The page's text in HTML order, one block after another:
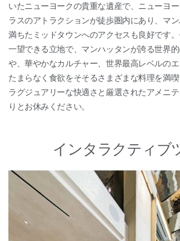
いたニューヨークの貴重な遺産で、ニューヨ
ラスのアトラクションが徒歩圏内にあり、マ
満ちたミッドタウンへのアクセスも良好です
一望できる立地で、マンハッタンが誇る世界
や、華やかなカルチャー、世界最高レベルのエ
たまらなく食欲をそそるさまざまな料理を満喫
ラグジュアリーな快適さと厳選されたアメニ
りとお休みください。
インタラクティブ